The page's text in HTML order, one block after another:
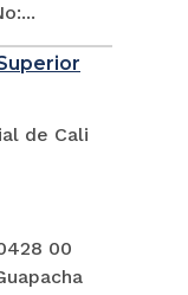
de Cali
00